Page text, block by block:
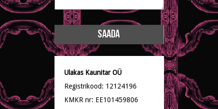
Ulakas Kaunitar OÜ
Registrikood: 12124196
KMKR nr: EE101459806